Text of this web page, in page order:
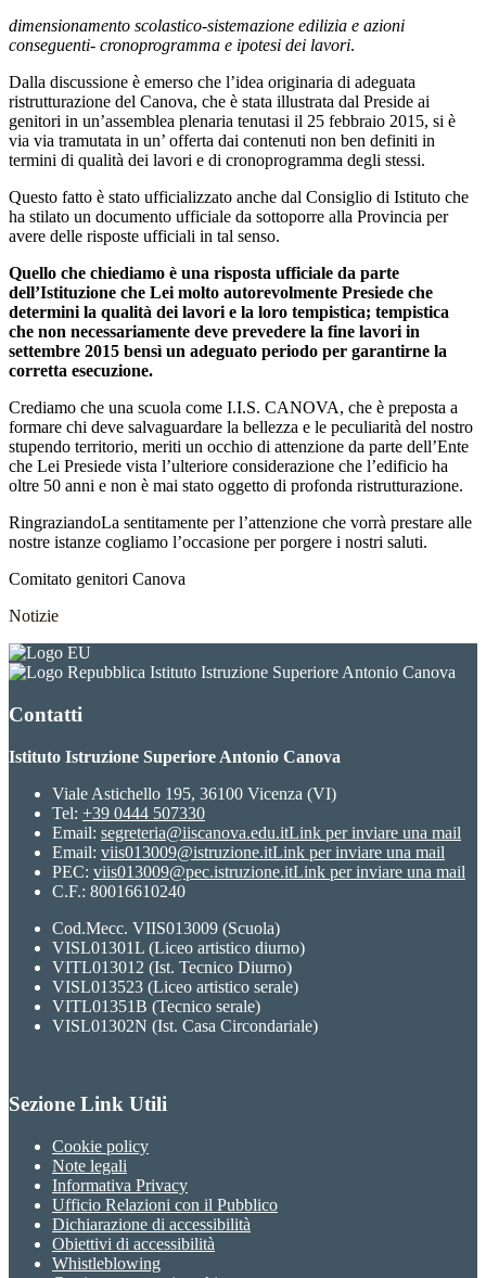
dimensionamento scolastico-sistemazione edilizia e azioni
conseguenti- cronoprogramma e ipotesi dei lavori.
Dalla discussione è emerso che l’idea originaria di adeguata
ristrutturazione del Canova, che è stata illustrata dal Preside ai
genitori in un’assemblea plenaria tenutasi il 25 febbraio 2015, si è
via via tramutata in un’ offerta dai contenuti non ben definiti in
termini di qualità dei lavori e di cronoprogramma degli stessi.
Questo fatto è stato ufficializzato anche dal Consiglio di Istituto che
ha stilato un documento ufficiale da sottoporre alla Provincia per
avere delle risposte ufficiali in tal senso.
Quello che chiediamo è una risposta ufficiale da parte
dell’Istituzione che Lei molto autorevolmente Presiede che
determini la qualità dei lavori e la loro tempistica; tempistica
che non necessariamente deve prevedere la fine lavori in
settembre 2015 bensì un adeguato periodo per garantirne la
corretta esecuzione.
Crediamo che una scuola come I.I.S. CANOVA, che è preposta a
formare chi deve salvaguardare la bellezza e le peculiarità del nostro
stupendo territorio, meriti un occhio di attenzione da parte dell’Ente
che Lei Presiede vista l’ulteriore considerazione che l’edificio ha
oltre 50 anni e non è mai stato oggetto di profonda ristrutturazione.
RingraziandoLa sentitamente per l’attenzione che vorrà prestare alle
nostre istanze cogliamo l’occasione per porgere i nostri saluti.
Comitato genitori Canova
Notizie
Istituto Istruzione Superiore Antonio Canova
Contatti
Istituto Istruzione Superiore Antonio Canova
Viale Astichello 195, 36100 Vicenza (VI)
Tel: +39 0444 507330
Email: segreteria@iiscanova.edu.itLink per inviare una mail
Email: viis013009@istruzione.itLink per inviare una mail
PEC: viis013009@pec.istruzione.itLink per inviare una mail
C.F.: 80016610240
Cod.Mecc. VIIS013009 (Scuola)
VISL01301L (Liceo artistico diurno)
VITL013012 (Ist. Tecnico Diurno)
VISL013523 (Liceo artistico serale)
VITL01351B (Tecnico serale)
VISL01302N (Ist. Casa Circondariale)
Sezione Link Utili
Cookie policy
Note legali
Informativa Privacy
Ufficio Relazioni con il Pubblico
Dichiarazione di accessibilità
Obiettivi di accessibilità
Whistleblowing